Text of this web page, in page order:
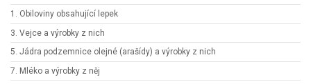
1. Obiloviny obsahující lepek
3. Vejce a výrobky z nich
5. Jádra podzemnice olejné (arašídy) a výrobky z nich
7. Mléko a výrobky z něj